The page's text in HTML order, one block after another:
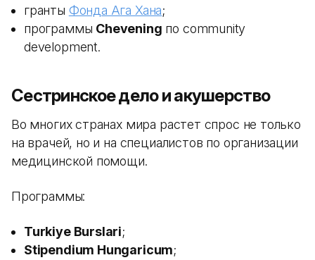
гранты Фонда Ага Хана;
программы Chevening по community
development.
Сестринское дело и акушерство
Во многих странах мира растет спрос не только
на врачей, но и на специалистов по организации
медицинской помощи.
Программы:
Turkiye Burslari;
Stipendium Hungaricum;